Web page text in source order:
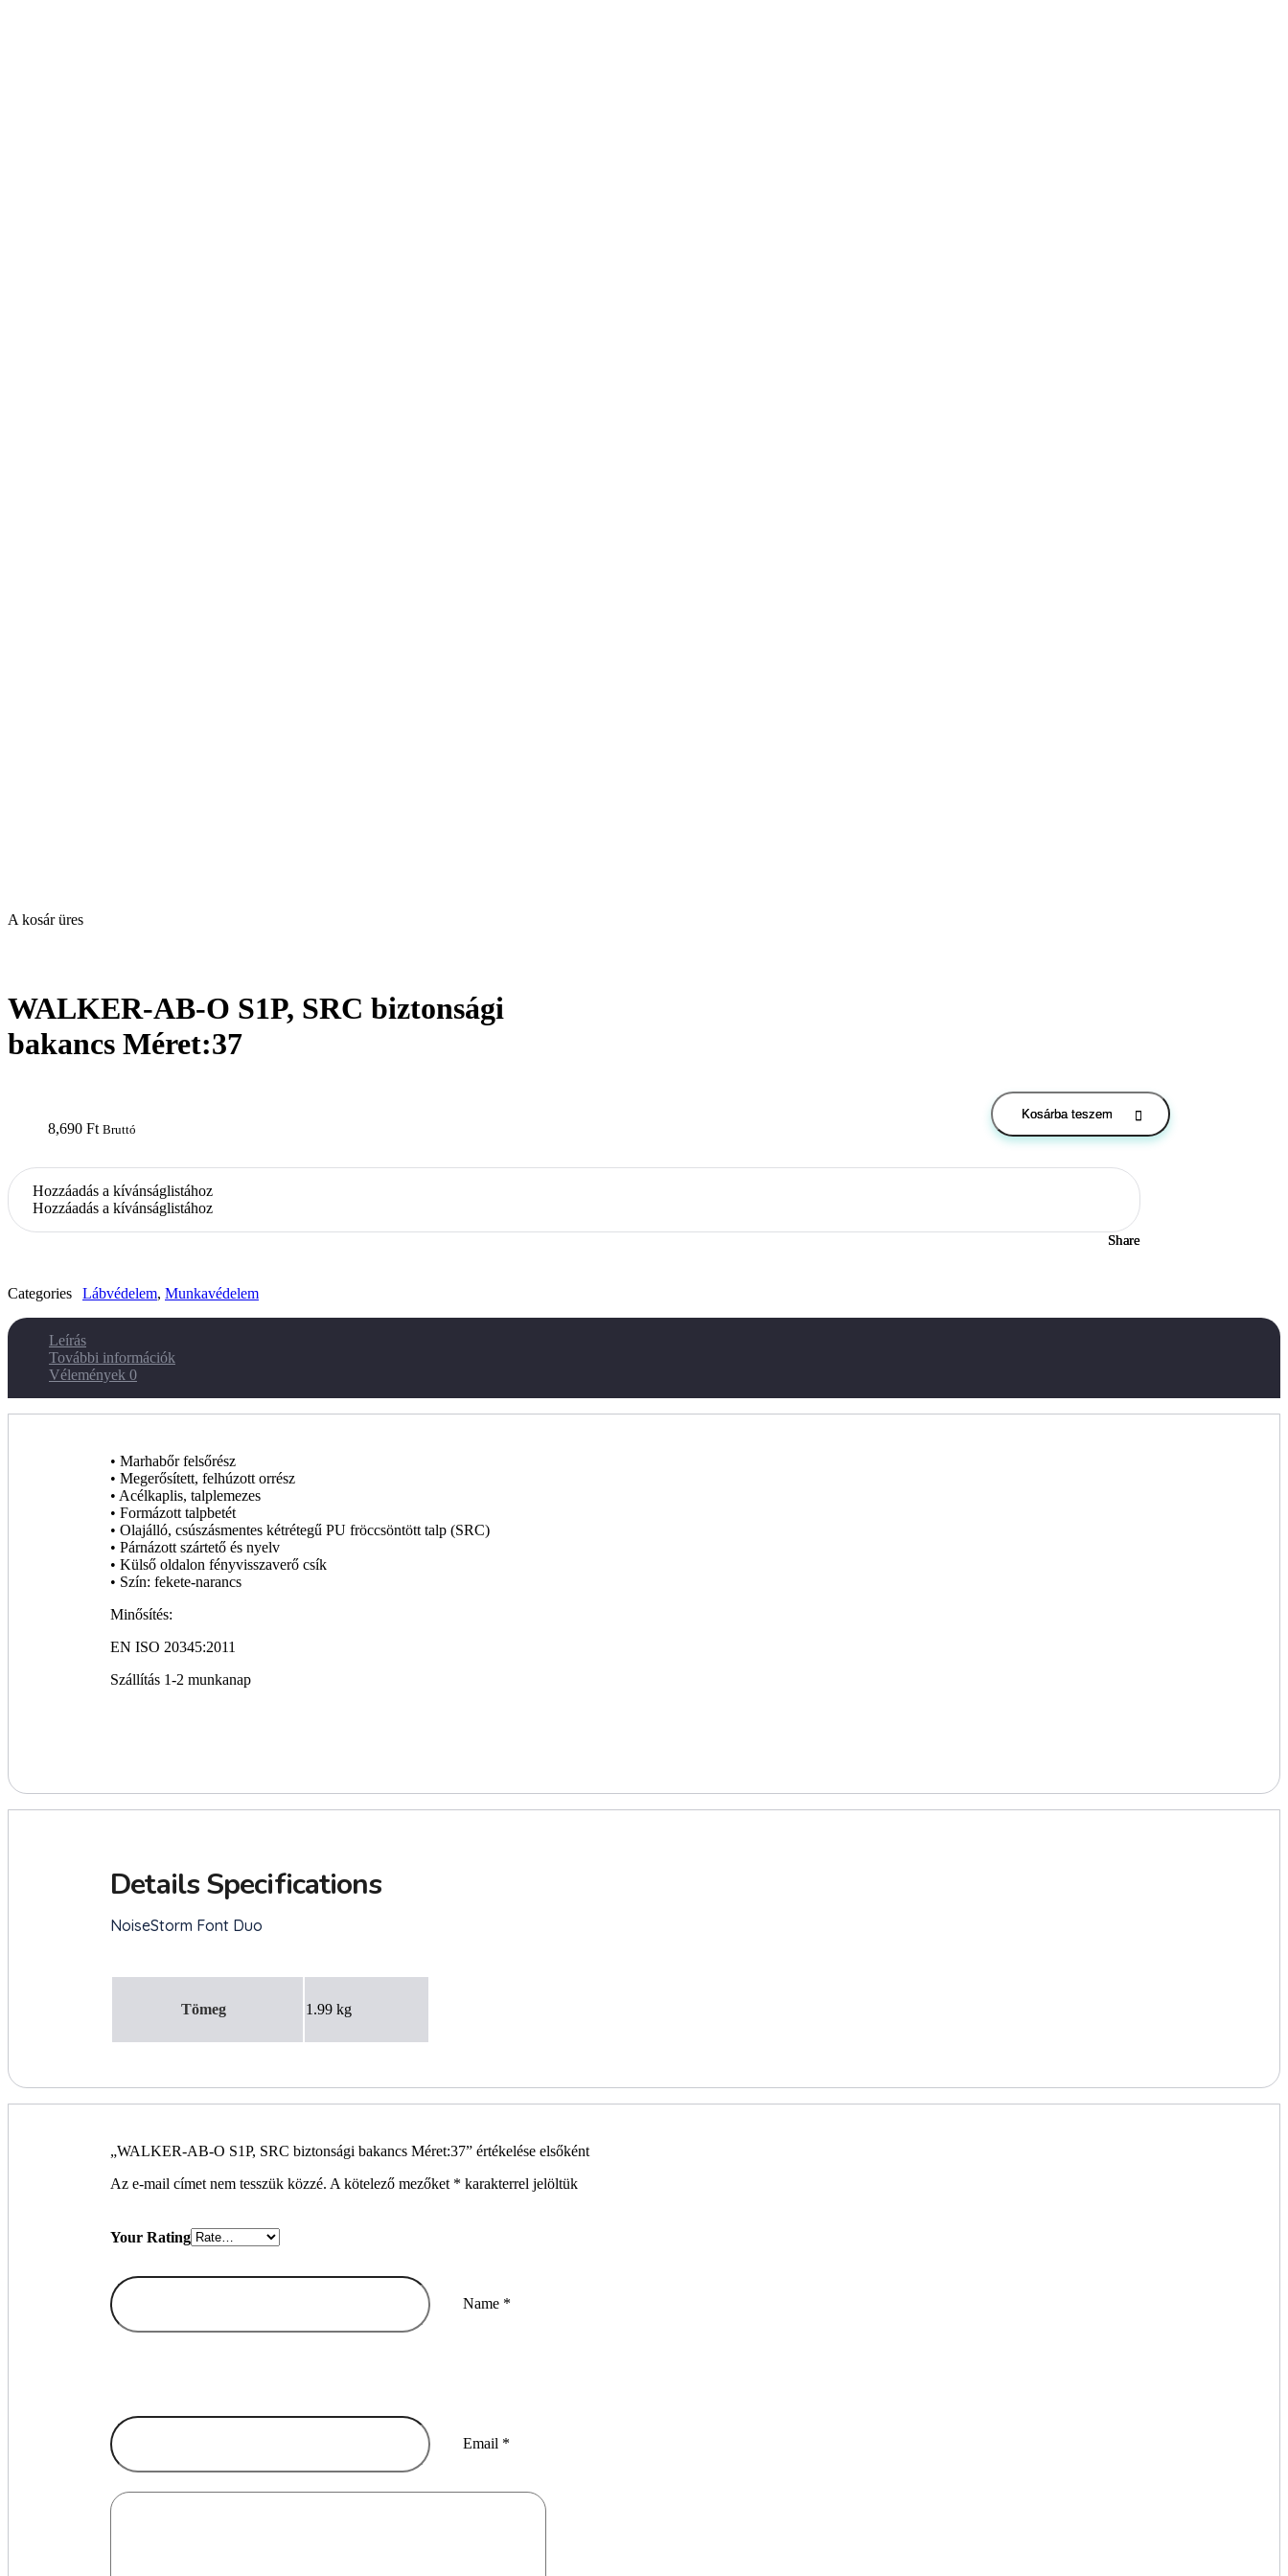
A kosár üres
WALKER-AB-O S1P, SRC biztonsági
bakancs Méret:37
8,690 Ft Bruttó
Kosárba teszem
Hozzáadás a kívánságlistához
Hozzáadás a kívánságlistához
Share
Categories Lábvédelem, Munkavédelem
Leírás
További információk
Vélemények 0
• Marhabőr felsőrész
• Megerősített, felhúzott orrész
• Acélkaplis, talplemezes
• Formázott talpbetét
• Olajálló, csúszásmentes kétrétegű PU fröccsöntött talp (SRC)
• Párnázott szártető és nyelv
• Külső oldalon fényvisszaverő csík
• Szín: fekete-narancs
Minősítés:
EN ISO 20345:2011
Szállítás 1-2 munkanap
Tömeg 1.99 kg
„WALKER-AB-O S1P, SRC biztonsági bakancs Méret:37” értékelése elsőként
Az e-mail címet nem tesszük közzé. A kötelező mezőket * karakterrel jelöltük
Name *
Email *
Your Rating